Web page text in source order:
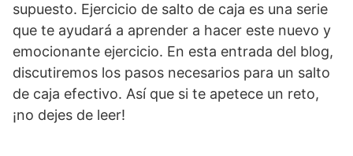
supuesto. Ejercicio de salto de caja es una serie
que te ayudará a aprender a hacer este nuevo y
emocionante ejercicio. En esta entrada del blog,
discutiremos los pasos necesarios para un salto
de caja efectivo. Así que si te apetece un reto,
¡no dejes de leer!